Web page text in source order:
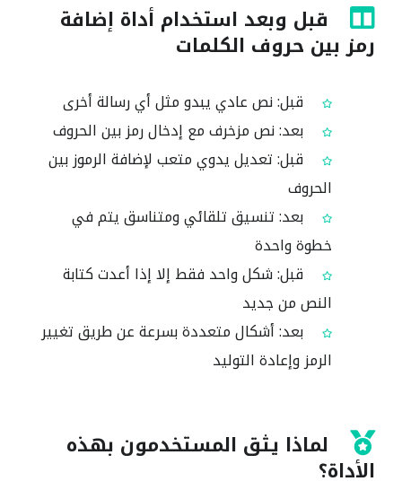
قبل وبعد استخدام أداة إضافة
رمز بين حروف الكلمات
قبل: نص عادي يبدو مثل أي رسالة أخرى
بعد: نص مزخرف مع إدخال رمز بين الحروف
قبل: تعديل يدوي متعب لإضافة الرموز بين
الحروف
بعد: تنسيق تلقائي ومتناسق يتم في
خطوة واحدة
قبل: شكل واحد فقط إلا إذا أعدت كتابة
النص من جديد
بعد: أشكال متعددة بسرعة عن طريق تغيير
الرمز وإعادة التوليد
لماذا يثق المستخدمون بهذه
الأداة؟